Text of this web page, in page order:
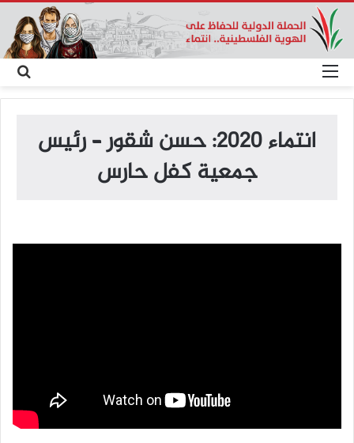
عن
انتماء 2020: حسن شقور – رئيس
جمعية كفل حارس